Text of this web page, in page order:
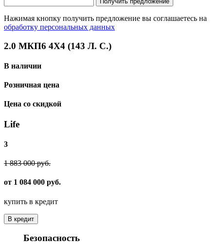
Нажимая кнопку получить предложение вы соглашаетесь на
обработку персональных данных
2.0 МКП6 4Х4 (143 Л. С.)
В наличии
Розничная цена
Цена со скидкой
Life
3
1 883 000 руб.
от 1 084 000 руб.
купить в кредит
В кредит
Безопасность